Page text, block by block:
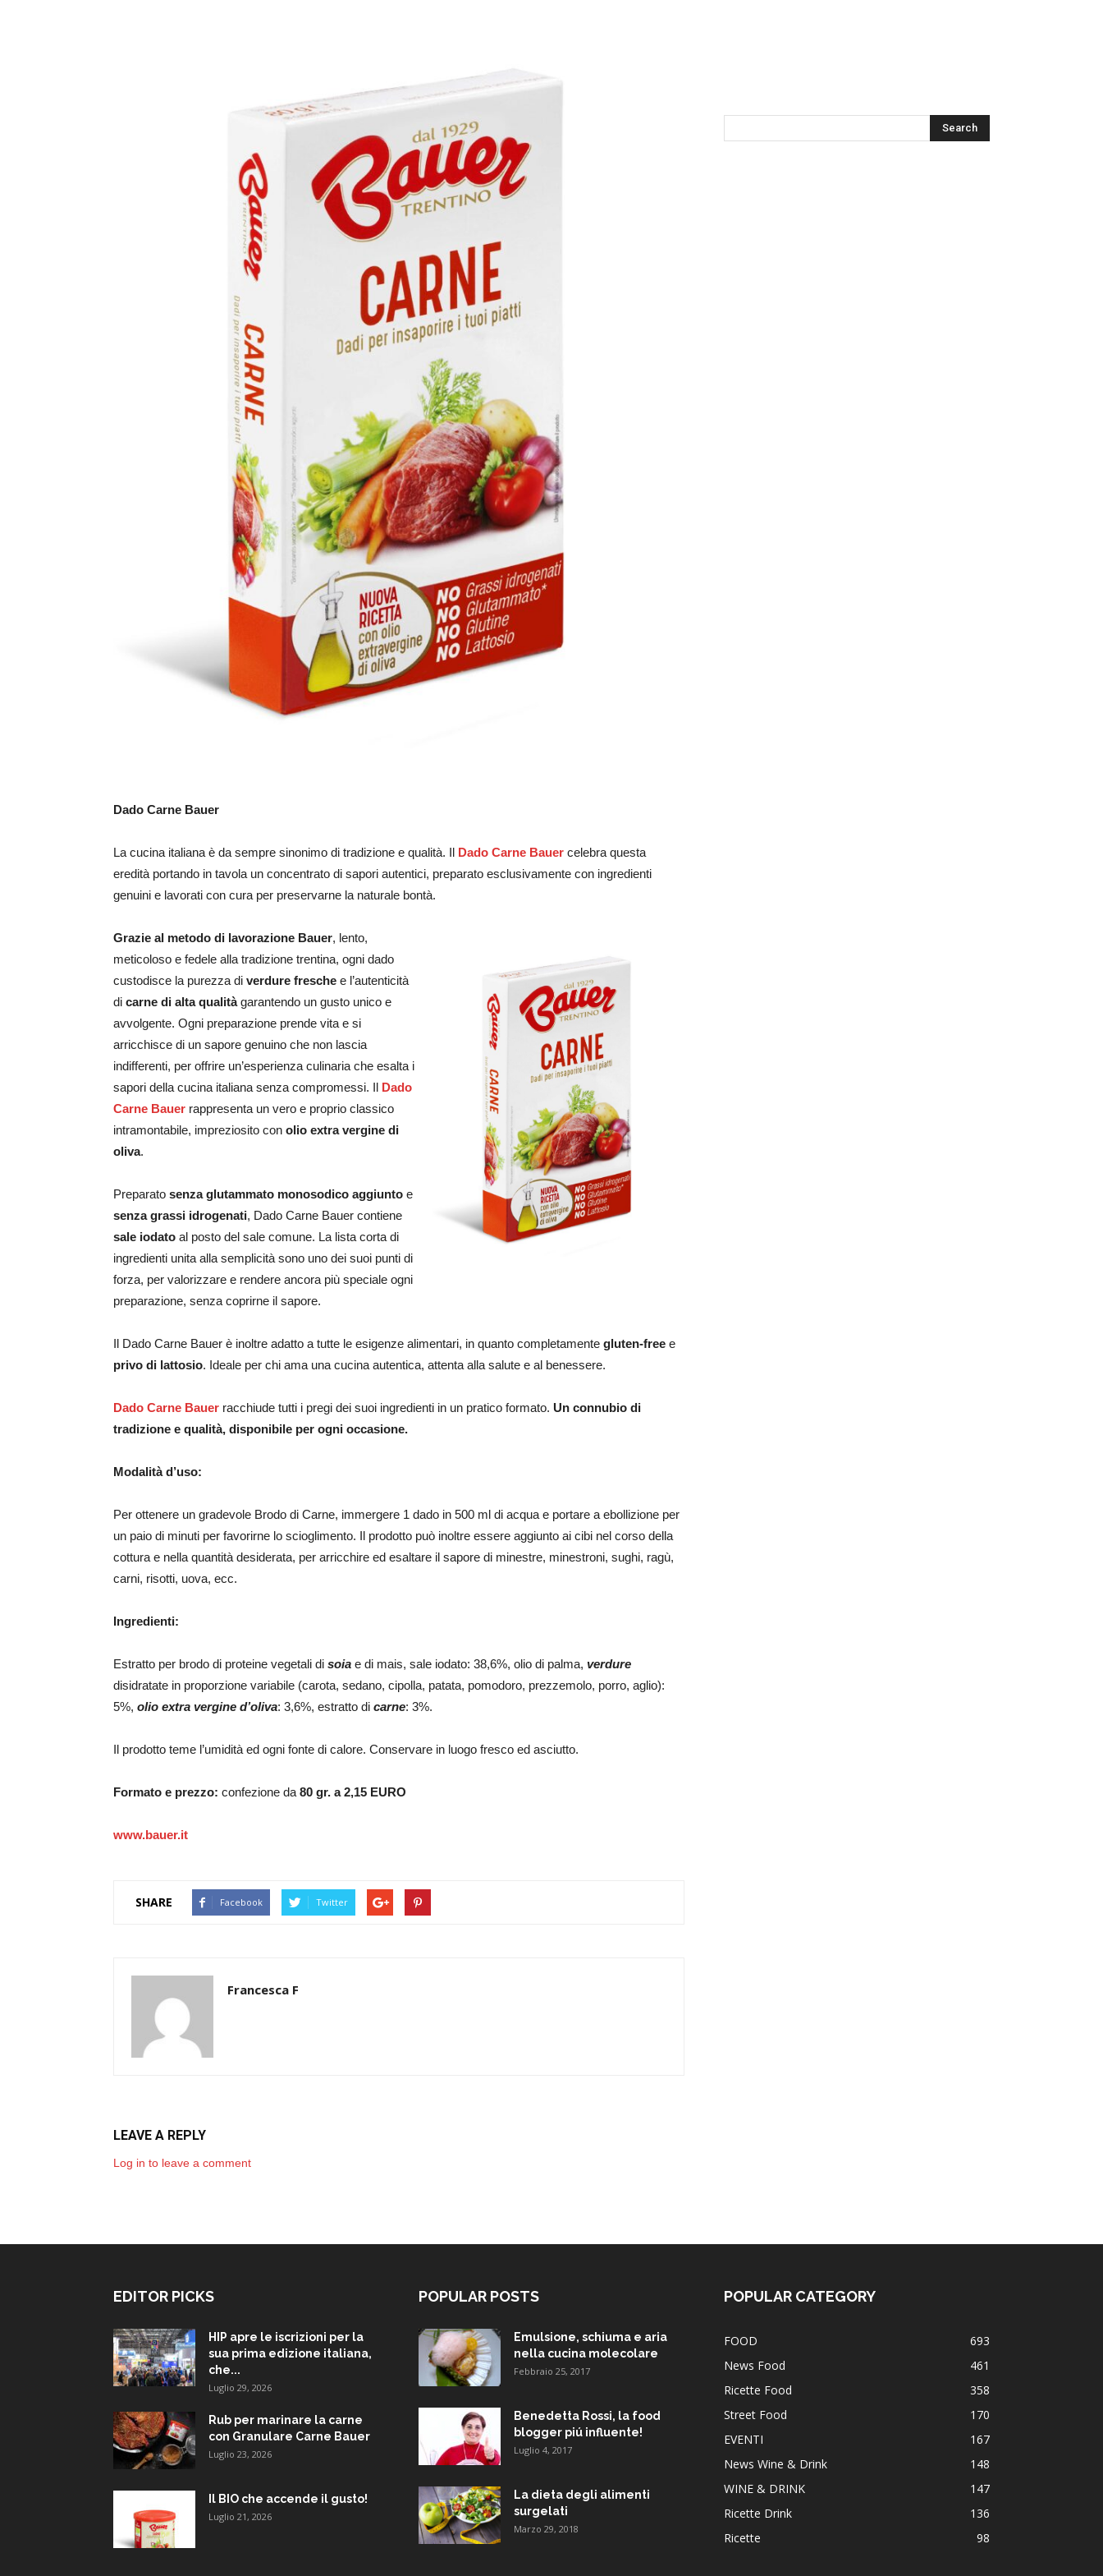
Dado Carne Bauer
La cucina italiana è da sempre sinonimo di tradizione e qualità. Il Dado Carne Bauer celebra questa
eredità portando in tavola un concentrato di sapori autentici, preparato esclusivamente con ingredienti
genuini e lavorati con cura per preservarne la naturale bontà.
Grazie al metodo di lavorazione Bauer, lento,
meticoloso e fedele alla tradizione trentina, ogni dado
custodisce la purezza di verdure fresche e l’autenticità
di carne di alta qualitàgarantendo un gusto unico e
avvolgente. Ogni preparazione prende vita e si
arricchisce di un sapore genuino che non lascia
indifferenti, per offrire un’esperienza culinaria che esalta i
sapori della cucina italiana senza compromessi. Il Dado
Carne Bauer rappresenta un vero e proprio classico
intramontabile, impreziosito con olio extra vergine di
oliva.
Preparato senza glutammato monosodico aggiunto e
senza grassi idrogenati, Dado Carne Bauer contiene
sale iodato al posto del sale comune. La lista corta di
ingredienti unita alla semplicità sono uno dei suoi punti di
forza, per valorizzare e rendere ancora più speciale ogni
preparazione, senza coprirne il sapore.
Il Dado Carne Bauer è inoltre adatto a tutte le esigenze alimentari, in quanto completamente gluten-free e
privo di lattosio. Ideale per chi ama una cucina autentica, attenta alla salute e al benessere.
Dado Carne Bauer racchiude tutti i pregi dei suoi ingredienti in un pratico formato. Un connubio di
tradizione e qualità, disponibile per ogni occasione.
Modalità d’uso:
Per ottenere un gradevole Brodo di Carne, immergere 1 dado in 500 ml di acqua e portare a ebollizione per
un paio di minuti per favorirne lo scioglimento. Il prodotto può inoltre essere aggiunto ai cibi nel corso della
cottura e nella quantità desiderata, per arricchire ed esaltare il sapore di minestre, minestroni, sughi, ragù,
carni, risotti, uova, ecc.
Ingredienti:
Estratto per brodo di proteine vegetali di soia e di mais, sale iodato: 38,6%, olio di palma, verdure
disidratate in proporzione variabile (carota, sedano, cipolla, patata, pomodoro, prezzemolo, porro, aglio):
5%, olio extra vergine d’oliva: 3,6%, estratto di carne: 3%.
Il prodotto teme l’umidità ed ogni fonte di calore. Conservare in luogo fresco ed asciutto.
Formato e prezzo: confezione da 80 gr. a 2,15 EURO
www.bauer.it
SHARE Facebook Twitter
Francesca F
LEAVE A REPLY
Log in to leave a comment
EDITOR PICKS
HIP apre le iscrizioni per la
sua prima edizione italiana,
che...
Luglio 29, 2026
Rub per marinare la carne
con Granulare Carne Bauer
Luglio 23, 2026
Il BIO che accende il gusto!
Luglio 21, 2026
POPULAR POSTS
Emulsione, schiuma e aria
nella cucina molecolare
Febbraio 25, 2017
Benedetta Rossi, la food
blogger piú influente!
Luglio 4, 2017
La dieta degli alimenti
surgelati
Marzo 29, 2018
POPULAR CATEGORY
FOOD
693
News Food
461
Ricette Food
358
Street Food
170
EVENTI
167
News Wine & Drink
148
WINE & DRINK
147
Ricette Drink
136
Ricette
98